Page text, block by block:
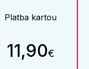
Platba kartou
11,90€